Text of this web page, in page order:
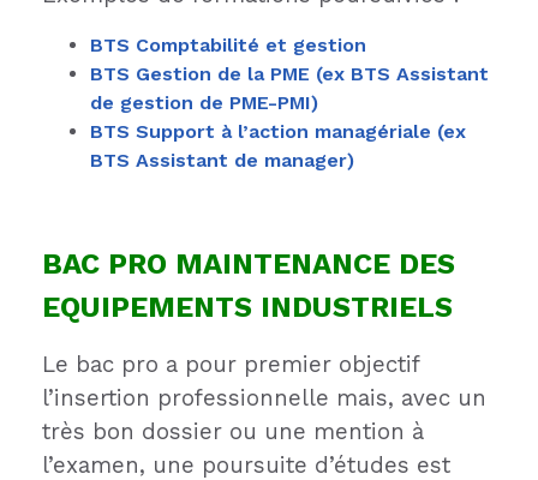
BTS Comptabilité et gestion
BTS Gestion de la PME (ex BTS Assistant
de gestion de PME-PMI)
BTS Support à l’action managériale (ex
BTS Assistant de manager)
BAC PRO MAINTENANCE DES
EQUIPEMENTS INDUSTRIELS
Le bac pro a pour premier objectif
l’insertion professionnelle mais, avec un
très bon dossier ou une mention à
l’examen, une poursuite d’études est